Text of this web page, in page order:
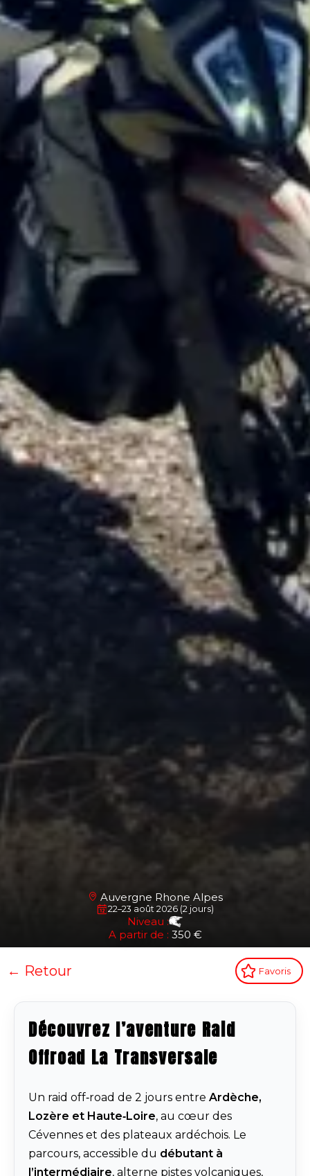
Auvergne Rhone Alpes
22–23 août 2026 (2 jours)
Niveau :
A partir de : 350 €
← Retour Favoris
Découvrez l’aventure Raid
Offroad La Transversale
Un raid off‑road de 2 jours entre Ardèche,
Lozère et Haute‑Loire, au cœur des
Cévennes et des plateaux ardéchois. Le
parcours, accessible du débutant à
l’intermédiaire, alterne pistes volcaniques,